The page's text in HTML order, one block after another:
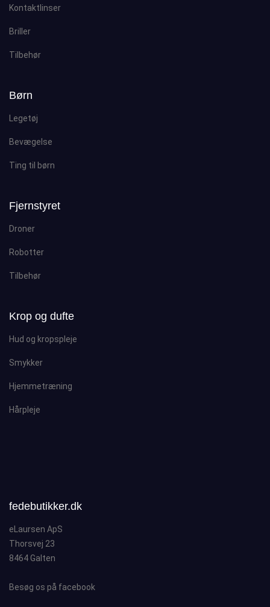
Kontaktlinser
Briller
Tilbehør
Børn
Legetøj
Bevægelse
Ting til børn
Fjernstyret
Droner
Robotter
Tilbehør
Krop og dufte
Hud og kropspleje
Smykker
Hjemmetræning
Hårpleje
fedebutikker.dk
eLaursen ApS
Thorsvej 23
8464 Galten
Besøg os på facebook